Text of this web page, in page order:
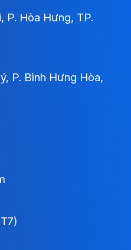
P. Hòa Hưng, TP.
P. Bình Hưng Hòa,